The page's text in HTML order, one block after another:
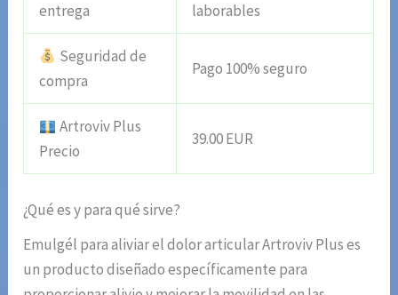
entrega
laborables
Seguridad de
compra
Pago 100% seguro
Artroviv Plus
Precio
39.00 EUR
¿Qué es y para qué sirve?
Emulgél para aliviar el dolor articular Artroviv Plus es
un producto diseñado específicamente para